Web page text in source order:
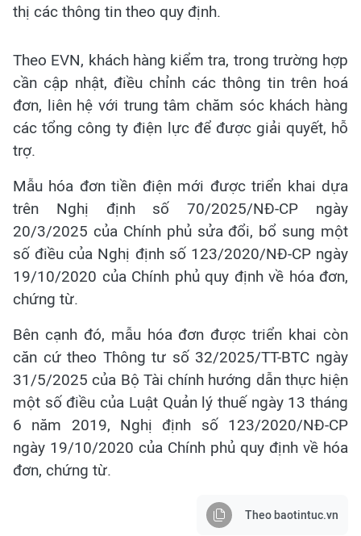
thị các thông tin theo quy định.
Theo EVN, khách hàng kiểm tra, trong trường hợp
cần cập nhật, điều chỉnh các thông tin trên hoá
đơn, liên hệ với trung tâm chăm sóc khách hàng
các tổng công ty điện lực để được giải quyết, hỗ
trợ.
Mẫu hóa đơn tiền điện mới được triển khai dựa
trên Nghị định số 70/2025/NĐ-CP ngày
20/3/2025 của Chính phủ sửa đổi, bổ sung một
số điều của Nghị định số 123/2020/NĐ-CP ngày
19/10/2020 của Chính phủ quy định về hóa đơn,
chứng từ.
Bên cạnh đó, mẫu hóa đơn được triển khai còn
căn cứ theo Thông tư số 32/2025/TT-BTC ngày
31/5/2025 của Bộ Tài chính hướng dẫn thực hiện
một số điều của Luật Quản lý thuế ngày 13 tháng
6 năm 2019, Nghị định số 123/2020/NĐ-CP
ngày 19/10/2020 của Chính phủ quy định về hóa
đơn, chứng từ.
Theo baotintuc.vn